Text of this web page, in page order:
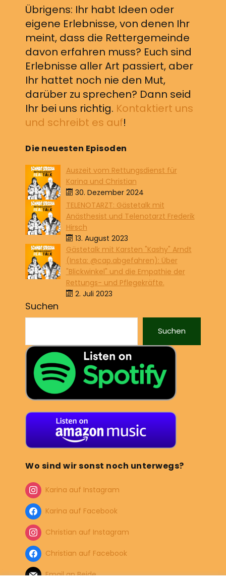
Übrigens: Ihr habt Ideen oder
eigene Erlebnisse, von denen Ihr
meint, dass die Rettergemeinde
davon erfahren muss? Euch sind
Erlebnisse aller Art passiert, aber
Ihr hattet noch nie den Mut,
darüber zu sprechen? Dann seid
Ihr bei uns richtig. Kontaktiert uns
und schreibt es auf!
Die neuesten Episoden
Auszeit vom Rettungsdienst für
Karina und Christian
30. Dezember 2024
TELENOTARZT: Gästetalk mit
Anästhesist und Telenotarzt Frederik
Hirsch
13. August 2023
Gästetalk mit Karsten "Kashy" Arndt
(Insta: @cap.abgefahren): Über
"Blickwinkel" und die Empathie der
Rettungs- und Pflegekräfte.
2. Juli 2023
Suchen
Suchen
Wo sind wir sonst noch unterwegs?
Karina auf Instagram
Karina auf Facebook
Christian auf Instagram
Christian auf Facebook
Email an Beide